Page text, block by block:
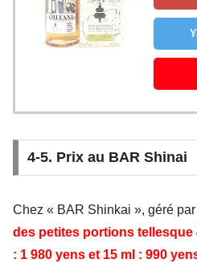
4-5. Prix au BAR Shinai
Chez « BAR Shinkai », géré
des petites portions tellesque
: 1 980 yens et 15 ml : 990